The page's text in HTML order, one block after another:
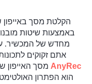
הקלטת מסך באייפון
באמצעות שיטות
מחדש של המכשיר.
אתם זקוקים
AnyRec